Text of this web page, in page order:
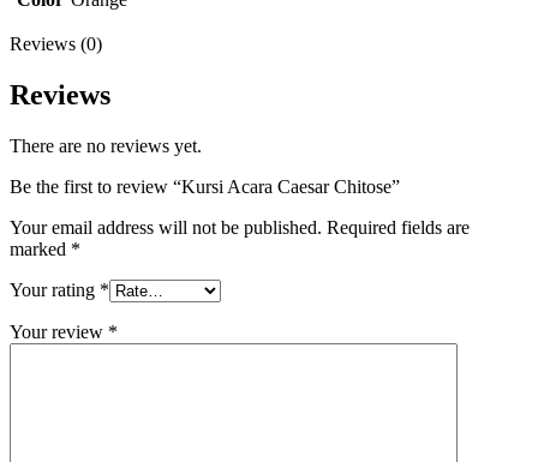
Reviews (0)
Reviews
There are no reviews yet.
Be the first to review “Kursi Acara Caesar Chitose”
Your email address will not be published. Required fields are
marked *
Your rating *
Your review *